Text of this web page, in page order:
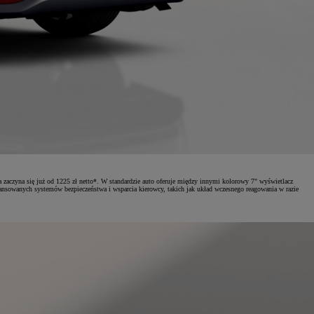
się już od 1225 zł netto*. W standardzie auto oferuje między innymi kolorowy 7" wyświetlacz
systemów bezpieczeństwa i wsparcia kierowcy, takich jak układ wczesnego reagowania w razie